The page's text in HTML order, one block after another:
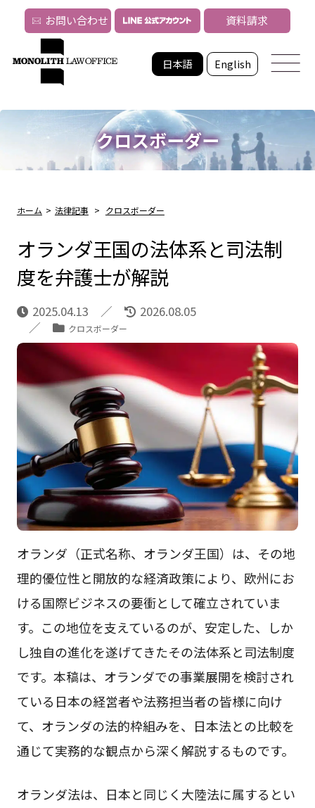
日本語 English
お問い合わせ 資料請求
クロスボーダー
ホーム > 法律記事 > クロスボーダー
オランダ王国の法体系と司法制
度を弁護士が解説
2025.04.13 2026.08.05
クロスボーダー
オランダ（正式名称、オランダ王国）は、その地
理的優位性と開放的な経済政策により、欧州にお
ける国際ビジネスの要衝として確立されていま
す。この地位を支えているのが、安定した、しか
し独自の進化を遂げてきたその法体系と司法制度
です。本稿は、オランダでの事業展開を検討され
ている日本の経営者や法務担当者の皆様に向け
て、オランダの法的枠組みを、日本法との比較を
通じて実務的な観点から深く解説するものです。
オランダ法は、日本と同じく大陸法に属するとい